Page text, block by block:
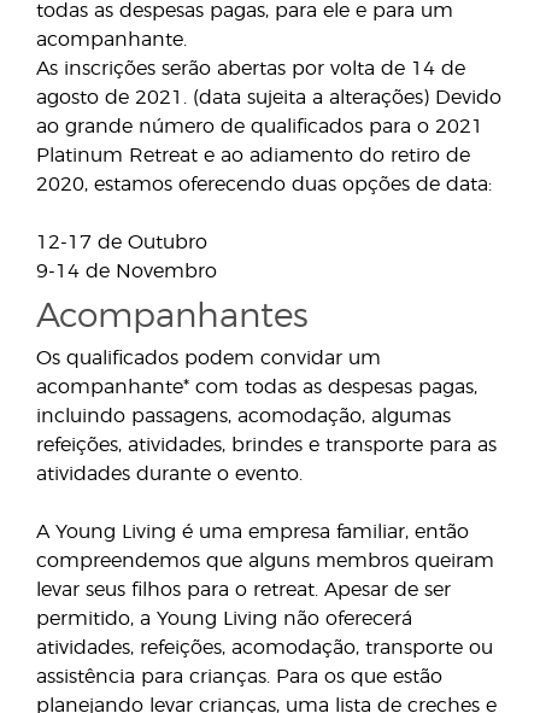
todas as despesas pagas, para ele e para um
acompanhante.
As inscrições serão abertas por volta de 14 de
agosto de 2021. (data sujeita a alterações) Devido
ao grande número de qualificados para o 2021
Platinum Retreat e ao adiamento do retiro de
2020, estamos oferecendo duas opções de data:
12-17 de Outubro
9-14 de Novembro
Acompanhantes
Os qualificados podem convidar um
acompanhante* com todas as despesas pagas,
incluindo passagens, acomodação, algumas
refeições, atividades, brindes e transporte para as
atividades durante o evento.
A Young Living é uma empresa familiar, então
compreendemos que alguns membros queiram
levar seus filhos para o retreat. Apesar de ser
permitido, a Young Living não oferecerá
atividades, refeições, acomodação, transporte ou
assistência para crianças. Para os que estão
planejando levar crianças, uma lista de creches e